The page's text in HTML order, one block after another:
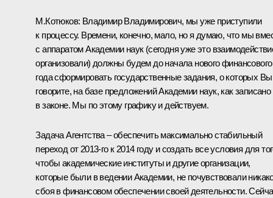
М.Котюков: Владимир Владимирович, мы уже приступили
к процессу. Времени, конечно, мало, но я думаю, что мы
с аппаратом Академии наук (сегодня уже это
организовали) должны будем до начала нового финансового
года сформировать государственные задания, о которых Вы
говорите, на базе предложений Академии наук, как записано
в законе. Мы по этому графику и действуем.
Задача Агентства – обеспечить максимально стабильный
переход от 2013-го к 2014 году и создать все условия для
чтобы академические институты и другие организации,
которые были в ведении Академии, не почувствовали
сбоя в финансовом обеспечении своей деятельности.